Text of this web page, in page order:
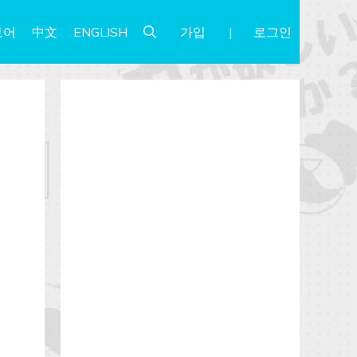
中文 ENGLISH 가입 로그인